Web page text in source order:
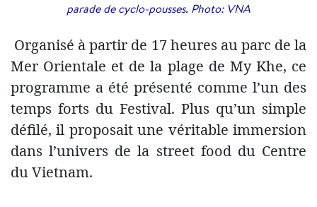
parade de cyclo-pousses. Photo: VNA
Organisé à partir de 17 heures au parc de la
Mer Orientale et de la plage de My Khe, ce
programme a été présenté comme l’un des
temps forts du Festival. Plus qu’un simple
défilé, il proposait une véritable immersion
dans l’univers de la street food du Centre
du Vietnam.